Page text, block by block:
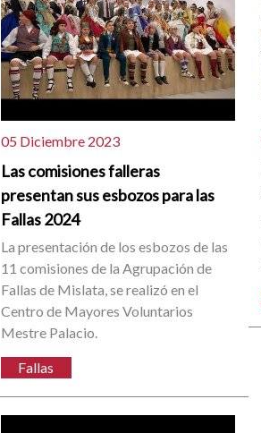
05 Diciembre 2023
Las comisiones falleras
presentan sus esbozos para las
Fallas 2024
La presentación de los esbozos de las
11 comisiones de la Agrupación de
Fallas de Mislata, se realizó en el
Centro de Mayores Voluntarios
Mestre Palacio.
Fallas